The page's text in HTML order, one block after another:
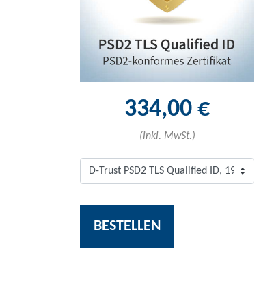
334,00 €
(inkl. MwSt.)
BESTELLEN